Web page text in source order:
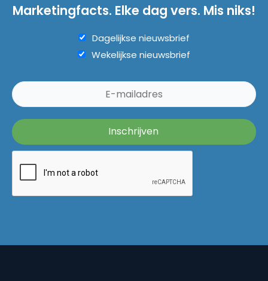
Marketingfacts. Elke dag vers. Mis niks!
Dagelijkse nieuwsbrief
Wekelijkse nieuwsbrief